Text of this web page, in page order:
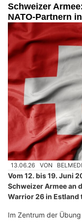
Schweizer
NATO-Partnern
13.06.26 VON
Vom 12. bis 19. Juni
Schweizer Armee an
Warrior 26 in Estland
Im Zentrum der